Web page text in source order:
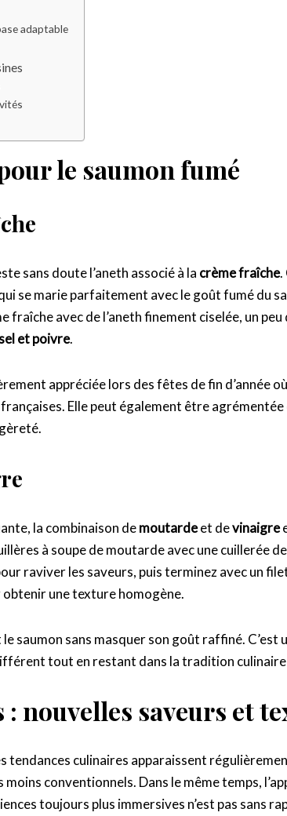
adaptable
le saumon fumé
sans doute l’aneth associé à la crème fraîche.
se marie parfaitement avec le goût fumé du
fraîche avec de l’aneth finement ciselée, un peu
et poivre.
appréciée lors des fêtes de fin d’année
Elle peut également être agrémentée
la combinaison demoutardeet devinaigre
à soupe de moutarde avec une cuillerée
raviver les saveurs, puis terminez avec un
obtenir une texture homogène.
saumon sans masquer son goût raffiné. C’est
tout en restant dans la tradition
nouvelles saveurs et
tendances culinaires apparaissent
conventionnels. Dans le même temps,
toujours plus immersives n’est pas sans